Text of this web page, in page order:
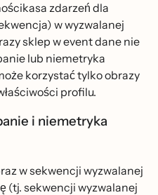
zdarzeń dla
w wyzwalanej
sklep w event dane nie
lub niemetryka
korzystać tylko obrazy
profilu.
i niemetryka
w sekwencji wyzwalanej
(tj. sekwencji wyzwalanej